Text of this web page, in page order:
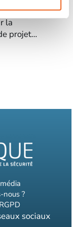
en
la
projet…
nous ?
RGPD
sociaux